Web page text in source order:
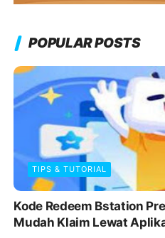
POPULAR POSTS
TIPS & TUTORIAL
Kode Redeem Bstation
Mudah Klaim Lewat